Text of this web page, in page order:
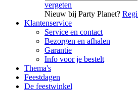
vergeten
Nieuw bij Party Planet?
Klantenservice
Service en contact
Bezorgen en afhalen
Garantie
Info voor je bestelt
Thema's
Feestdagen
De feestwinkel